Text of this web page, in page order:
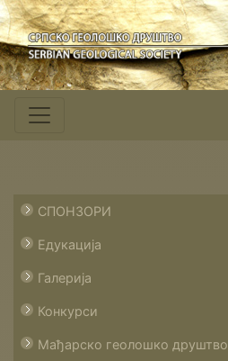
СПОНЗОРИ
Едукација
Галерија
Конкурси
Мађарско геолошко друштво